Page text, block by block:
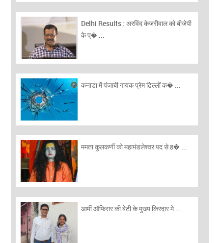
Delhi Results : अरविंद केजरीवाल को बीजेपी
के प्� ...
कनाडा में पंजाबी गायक प्रेम ढिल्लों क� ...
ममता कुलकर्णी को महामंडलेश्वर पद से ह� ...
आर्मी ऑफिसर की बेटी के मुख्य किरदार मे ...